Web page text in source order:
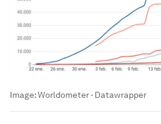
Image:Worldometer - Datawrapper